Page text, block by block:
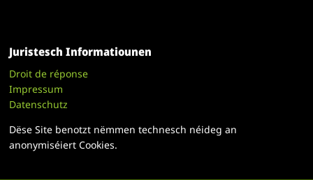
Juristesch Informatiounen
Droit de réponse
Impressum
Datenschutz
Dëse Site benotzt nëmmen technesch néideg an
anonymiséiert Cookies.